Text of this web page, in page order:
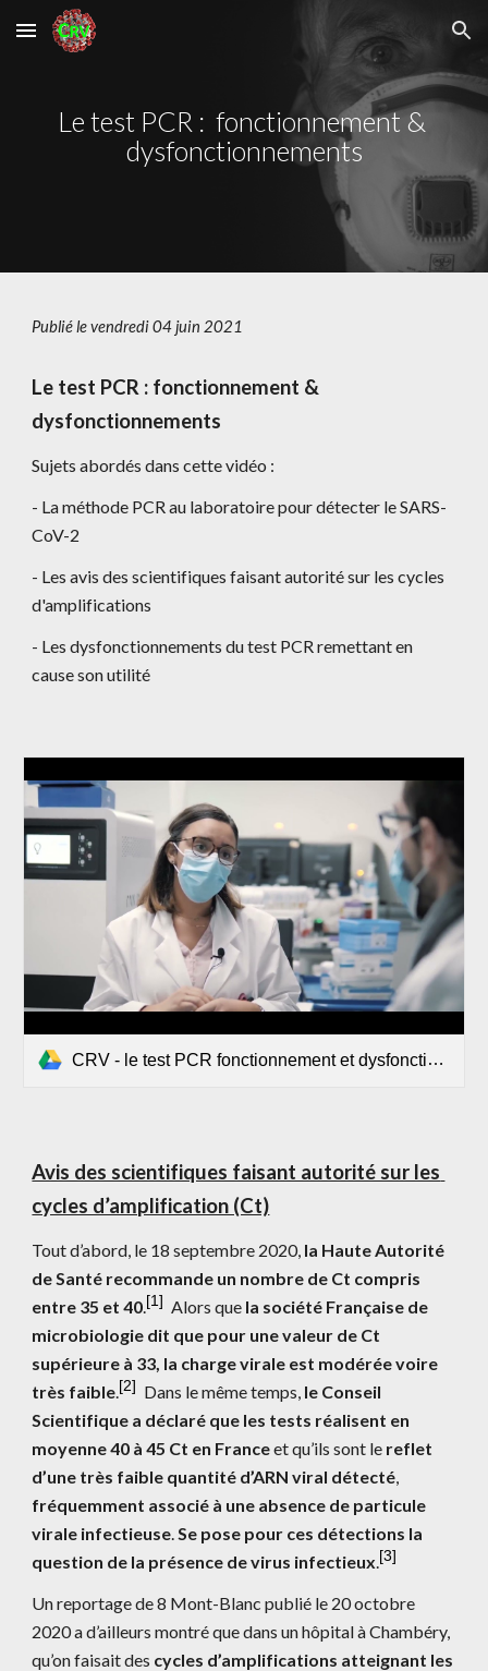
Skip to main content Skip to navigation
Le test PCR :  fonctionnement &
dysfonctionnements
Publié le vendredi 04 juin 2021
Le test PCR : fonctionnement &
dysfonctionnements
Sujets abordés dans cette vidéo :
- La méthode PCR au laboratoire pour détecter le SARS-
CoV-2
- Les avis des scientifiques faisant autorité sur les cycles
d'amplifications
- Les dysfonctionnements du test PCR remettant en
cause son utilité
CRV - le test PCR fonctionnement et dysfonctionnements.mp4
Avis des scientifiques faisant autorité sur les
cycles d’amplification (Ct)
Tout d’abord, le 18 septembre 2020, la Haute Autorité
de Santé recommande un nombre de Ct compris
entre 35 et 40.[1] Alors que la société Française de
microbiologie dit que pour une valeur de Ct
supérieure à 33, la charge virale est modérée voire
très faible.[2] Dans le même temps, le Conseil
Scientifique a déclaré que les tests réalisent en
moyenne 40 à 45 Ct en France et qu’ils sont le reflet
d’une très faible quantité d’ARN viral détecté
fréquemment associé à une absence de particule
virale infectieuse. Se pose pour ces détections la
question de la présence de virus infectieux.[3]
Un reportage de 8 Mont-Blanc publié le 20 octobre
2020 a d’ailleurs montré que dans un hôpital à Chambéry,
qu’on faisait des cycles d’amplifications atteignant les